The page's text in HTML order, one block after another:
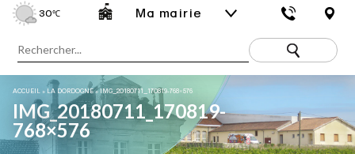
30℃ Ma mairie
ACCUEIL » LA DORDOGNE»IMG_20180711_170819-768×576
IMG_20180711_170819-
768×576